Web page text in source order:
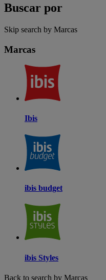
Buscar por
Skip search by Marcas
Marcas
Ibis
ibis budget
ibis Styles
Back to search by Marcas